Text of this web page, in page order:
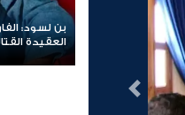
التالى
الخشعة والرويك يعكس تميز
المعنوي للقوات الجنوبية